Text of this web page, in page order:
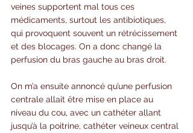
veines supportent mal tous ces
médicaments, surtout les antibiotiques,
qui provoquent souvent un rétrécissement
et des blocages. On a donc changé la
perfusion du bras gauche au bras droit.
On m’a ensuite annoncé qu’une perfusion
centrale allait être mise en place au
niveau du cou, avec un cathéter allant
jusqu’à la poitrine, cathéter veineux central